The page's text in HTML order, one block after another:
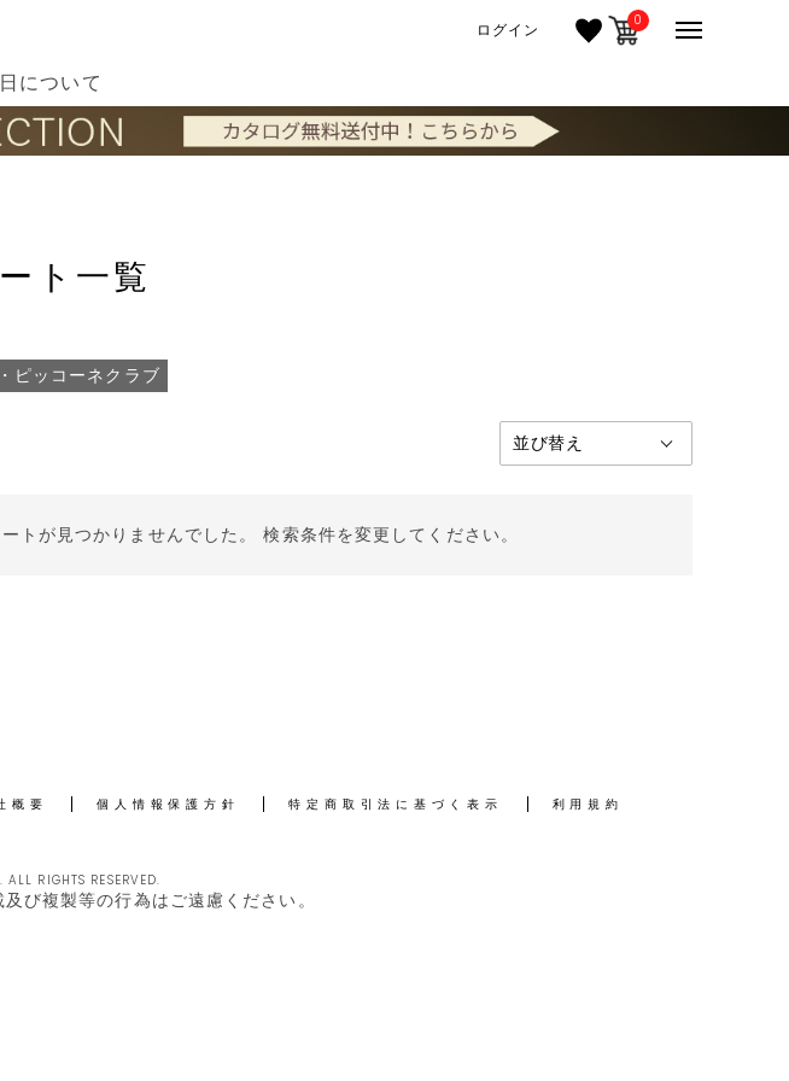
ログイン 0
について
ト一覧
ピッコーネクラブ
トが見つかりませんでした。 検索条件を変更してください。
概要 個人情報保護方針 特定商取引法に基づく表示 利用規約
RIGHTS RESERVED.
び複製等の行為はご遠慮ください。